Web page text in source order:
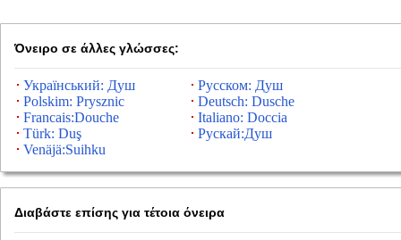
Όνειρο σε άλλες γλώσσες:
Український: Душ
Русском: Душ
Polskim: Prysznic
Deutsch: Dusche
Francais:Douche
Italiano: Doccia
Türk: Duş
Рускай:Душ
Venäjä:Suihku
Διαβάστε επίσης για τέτοια όνειρα